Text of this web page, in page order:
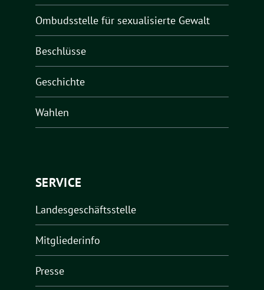
Ombudsstelle für sexualisierte Gewalt
Beschlüsse
Geschichte
Wahlen
SERVICE
Landesgeschäftsstelle
Mitgliederinfo
Presse